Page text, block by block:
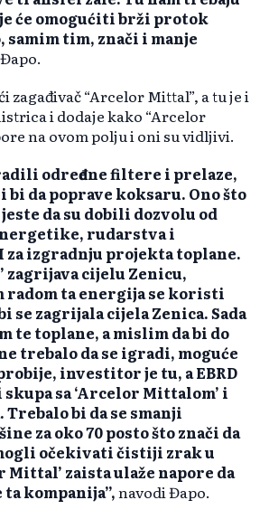
će omogućiti brži protok
samim tim, znači i manje
zagađivač “Arcelor Mittal”, a tu je i
i dodaje kako “Arcelor
na ovom polju i oni su vidljivi.
određene filtere i prelaze,
da poprave koksaru. Ono što
da su dobili dozvolu od
rudarstva i
izgradnju projekta toplane.
zagrijava cijelu Zenicu,
radom ta energija se koristi
se zagrijala cijela Zenica. Sada
te toplane, a mislim da bi do
trebalo da se igradi, moguće
investitor je tu, a EBRD
sa ‘Arcelor Mittalom’ i
Trebalo bi da se smanji
za oko 70 posto što znači da
očekivati čistiji zrak u
Mittal’ zaista ulaže napore da
kompanija”,navodi Đapo.